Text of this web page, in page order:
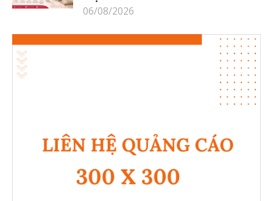
06/08/2026